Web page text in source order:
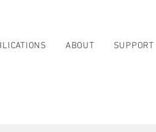
ABOUT SUPPORT